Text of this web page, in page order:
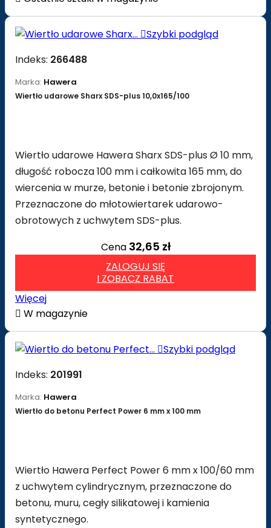
Szybki podgląd
Indeks: 266488
Marka: Hawera
Wiertło udarowe Sharx SDS-plus 10,0x165/100
Wiertło udarowe Hawera Sharx SDS-plus Ø 10 mm,
długość robocza 100 mm i całkowita 165 mm, do
wiercenia w murze, betonie i betonie zbrojonym.
Przeznaczone do młotowiertarek udarowo-
obrotowych z uchwytem SDS-plus.
Cena 32,65 zł
ZALOGUJ SIĘ
I ZOBACZ RABAT
Więcej
 W magazynie
Szybki podgląd
Indeks: 201991
Marka: Hawera
Wiertło do betonu Perfect Power 6 mm x 100 mm
Wiertło Hawera Perfect Power 6 mm x 100/60 mm
z uchwytem cylindrycznym, przeznaczone do
betonu, muru, cegły silikatowej i kamienia
syntetycznego.